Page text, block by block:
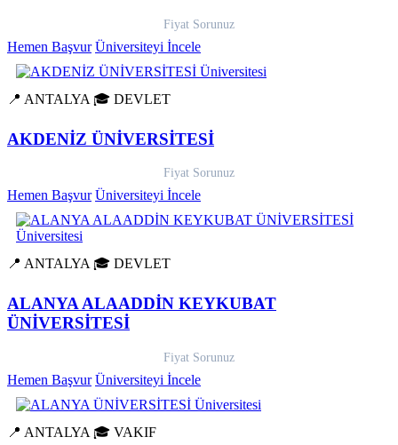
Fiyat Sorunuz
Hemen Başvur Üniversiteyi İncele
📍 ANTALYA 🎓 DEVLET
AKDENİZ ÜNİVERSİTESİ
Fiyat Sorunuz
Hemen Başvur Üniversiteyi İncele
📍 ANTALYA 🎓 DEVLET
ALANYA ALAADDİN KEYKUBAT
ÜNİVERSİTESİ
Fiyat Sorunuz
Hemen Başvur Üniversiteyi İncele
📍 ANTALYA 🎓 VAKIF